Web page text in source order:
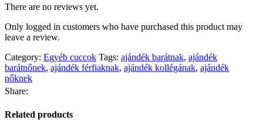
There are no reviews yet.
Only logged in customers who have purchased this product may
leave a review.
Category: Egyéb cuccok Tags: ajándék barátnak, ajándék
barátnőnek, ajándék férfiaknak, ajándék kollégának, ajándék
nőknek
Share:
Related products